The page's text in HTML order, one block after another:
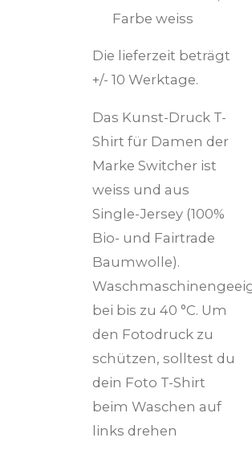
Farbe weiss
Die lieferzeit beträgt
+/- 10 Werktage.
Das Kunst-Druck T-
Shirt für Damen der
Marke Switcher ist
weiss und aus
Single-Jersey (100%
Bio- und Fairtrade
Baumwolle).
bei bis zu 40 °C. Um
den Fotodruck zu
schützen, solltest du
dein Foto T-Shirt
beim Waschen auf
links drehen